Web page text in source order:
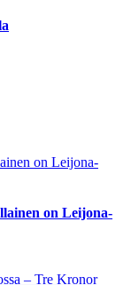
on Leijona-